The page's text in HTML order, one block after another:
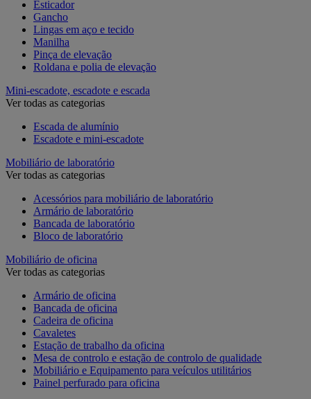
Esticador
Gancho
Lingas em aço e tecido
Manilha
Pinça de elevação
Roldana e polia de elevação
Mini-escadote, escadote e escada
Ver todas as categorias
Escada de alumínio
Escadote e mini-escadote
Mobiliário de laboratório
Ver todas as categorias
Acessórios para mobiliário de laboratório
Armário de laboratório
Bancada de laboratório
Bloco de laboratório
Mobiliário de oficina
Ver todas as categorias
Armário de oficina
Bancada de oficina
Cadeira de oficina
Cavaletes
Estação de trabalho da oficina
Mesa de controlo e estação de controlo de qualidade
Mobiliário e Equipamento para veículos utilitários
Painel perfurado para oficina